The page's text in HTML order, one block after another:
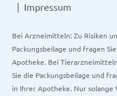
Impressum
Bei Arzneimitteln: Zu Risiken
Packungsbeilage und fragen
Apotheke. Bei
Sie die Packungsbeilage und
in Ihrer Apotheke. Nur